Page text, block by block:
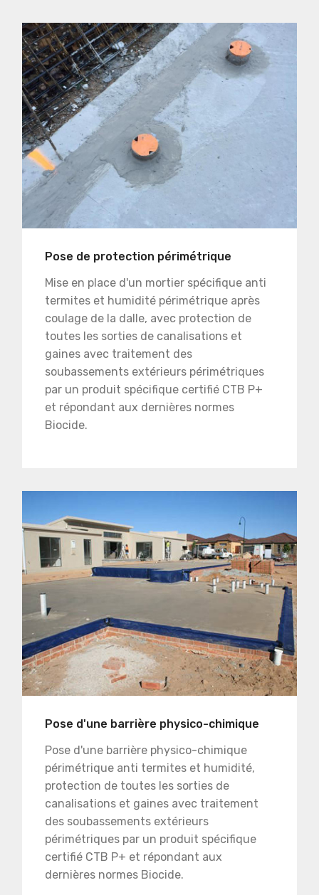
Pose de protection périmétrique
Mise en place d'un mortier spécifique anti
termites et humidité périmétrique après
coulage de la dalle, avec protection de
toutes les sorties de canalisations et
gaines avec traitement des
soubassements extérieurs périmétriques
par un produit spécifique certifié CTB P+
et répondant aux dernières normes
Biocide.
Pose d'une barrière physico-chimique
Pose d'une barrière physico-chimique
périmétrique anti termites et humidité,
protection de toutes les sorties de
canalisations et gaines avec traitement
des soubassements extérieurs
périmétriques par un produit spécifique
certifié CTB P+ et répondant aux
dernières normes Biocide.